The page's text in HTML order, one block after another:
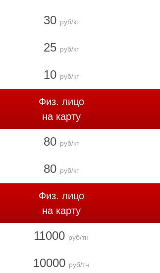
30 руб/кг
25 руб/кг
10 руб/кг
Физ. лицо
на карту
80 руб/кг
80 руб/кг
Физ. лицо
на карту
11000 руб/тн
10000 руб/тн